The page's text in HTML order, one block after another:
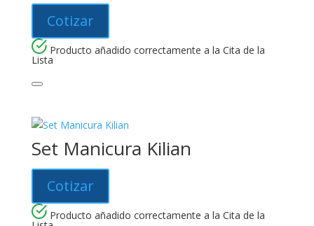
Cotizar
Producto añadido correctamente a la Cita de la
Lista
Set Manicura Kilian
Cotizar
Producto añadido correctamente a la Cita de la